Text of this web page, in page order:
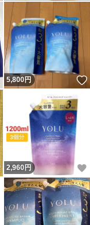
いいね！
5,800円
いいね！
2,960 円